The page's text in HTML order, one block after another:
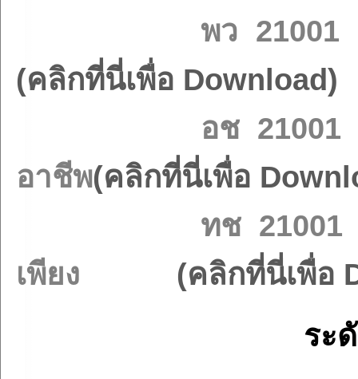
พว
(คลิกที่นี่เพื่อ Download)
อช 21001 ช่อ
อาชีพ(คลิกที่นี่เพื่อ
ทช 21001 เ
เพียง (คลิกที่นี่เพื่อ
ระ